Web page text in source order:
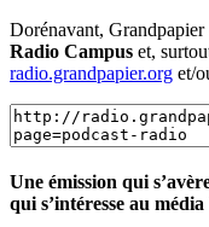
Dorénavant, Grandpapier
Radio Campus et,
radio.grandpapier.org et/
Une émission qui
qui s’intéresse au